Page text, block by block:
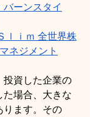
ーンスタイ
ｌｉｍ 全世界株
ネジメント
投資した企業の
場合、大きな
ります。その